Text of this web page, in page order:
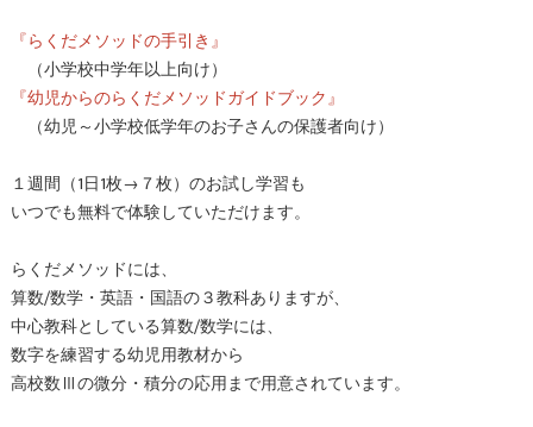
『らくだメソッドの手引き』
（小学校中学年以上向け）
『幼児からのらくだメソッドガイドブック』
（幼児～小学校低学年のお子さんの保護者向け）
１週間（1日1枚→７枚）のお試し学習も
いつでも無料で体験していただけます。
らくだメソッドには、
算数/数学・英語・国語の３教科ありますが、
中心教科としている算数/数学には、
数字を練習する幼児用教材から
高校数Ⅲの微分・積分の応用まで用意されています。